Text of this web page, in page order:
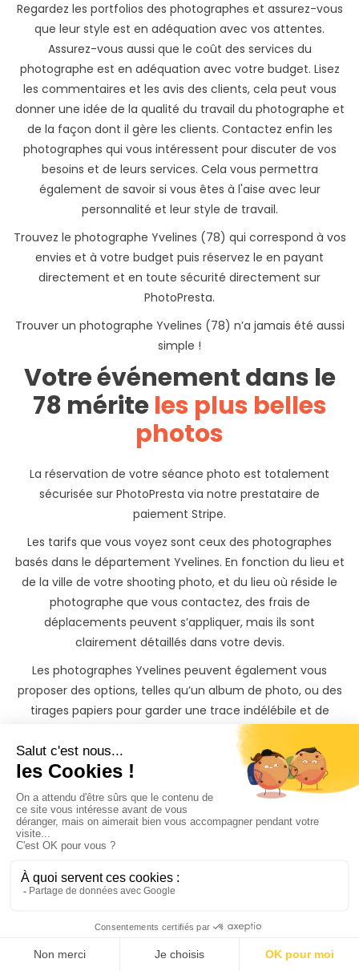
Regardez les portfolios des photographes et assurez-vous
que leur style est en adéquation avec vos attentes.
Assurez-vous aussi que le coût des services du
photographe est en adéquation avec votre budget. Lisez
les commentaires et les avis des clients, cela peut vous
donner une idée de la qualité du travail du photographe et
de la façon dont il gère les clients. Contactez enfin les
photographes qui vous intéressent pour discuter de vos
besoins et de leurs services. Cela vous permettra
également de savoir si vous êtes à l'aise avec leur
personnalité et leur style de travail.
Trouvez le photographe Yvelines (78) qui correspond à vos
envies et à votre budget puis réservez le en payant
directement et en toute sécurité directement sur
PhotoPresta.
Trouver un photographe Yvelines (78) n’a jamais été aussi
simple !
Votre événement dans le
78 mériteles plus belles
photos
La réservation de votre séance photo est totalement
sécurisée sur PhotoPresta via notre prestataire de
paiement Stripe.
Les tarifs que vous voyez sont ceux des photographes
basés dans le département Yvelines. En fonction du lieu et
de la ville de votre shooting photo, et du lieu où réside le
photographe que vous contactez, des frais de
déplacements peuvent s’appliquer, mais ils sont
clairement détaillés dans votre devis.
Les photographes Yvelines peuvent également vous
proposer des options, telles qu’un album de photo, ou des
tirages papiers pour garder une trace indélébile et de
beaux souvenirs de votre shooting photo dans le
département Yvelines (78).
Quelque soit votre besoin de shooting photo Yvelines ou
plus spécifiquement dans des villes comme (Viroflay, Le
Vésinet, Villepreux, Limay, Bois-d'Arcy, etc...), vous trouverez
votre bonheur sur PhotoPresta !
N’attendez plus et mettez votre événément à l’honneur en
réalisant un shooting photo avec un photographe
Vous recevrez les photos de votre séance photo sur une
belle galerie privée protégée par mot de passe, qu'il vous